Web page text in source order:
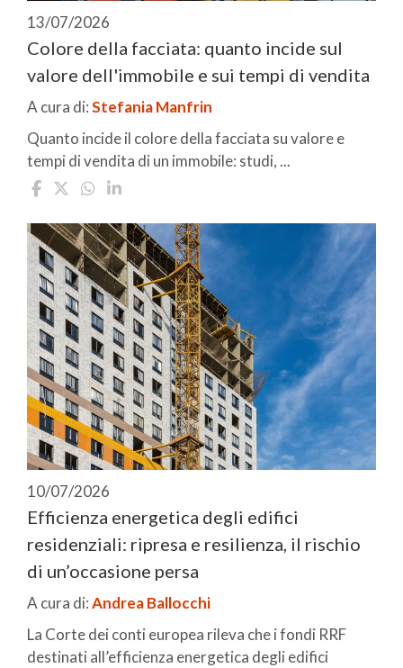
13/07/2026
Colore della facciata: quanto incide sul
valore dell'immobile e sui tempi di vendita
A cura di:Stefania Manfrin
Quanto incide il colore della facciata su valore e
tempi di vendita di un immobile: studi, ...
10/07/2026
Efficienza energetica degli edifici
residenziali: ripresa e resilienza, il rischio
di un’occasione persa
A cura di:Andrea Ballocchi
La Corte dei conti europea rileva che i fondi RRF
destinati all’efficienza energetica degli edifici